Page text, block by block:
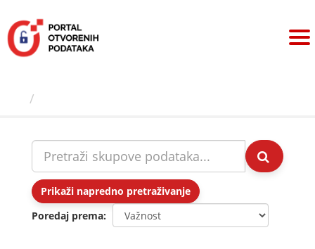
sadržaj
Prikaži napredno pretraživanje
Poredaj prema